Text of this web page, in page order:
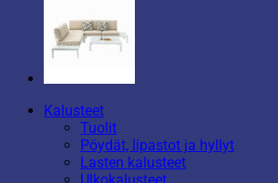
Kalusteet
Tuolit
Pöydät, lipastot ja hyllyt
Lasten kalusteet